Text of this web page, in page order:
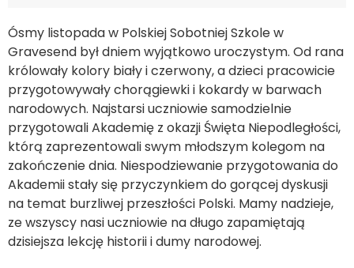
Ósmy listopada w Polskiej Sobotniej Szkole w
Gravesend był dniem wyjątkowo uroczystym. Od rana
królowały kolory biały i czerwony, a dzieci pracowicie
przygotowywały chorągiewki i kokardy w barwach
narodowych. Najstarsi uczniowie samodzielnie
przygotowali Akademię z okazji Święta Niepodległości,
którą zaprezentowali swym młodszym kolegom na
zakończenie dnia. Niespodziewanie przygotowania do
Akademii stały się przyczynkiem do gorącej dyskusji
na temat burzliwej przeszłości Polski. Mamy nadzieje,
ze wszyscy nasi uczniowie na długo zapamiętają
dzisiejsza lekcję historii i dumy narodowej.